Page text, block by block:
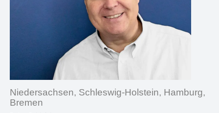
Niedersachsen, Schleswig-Holstein, Hamburg,
Bremen